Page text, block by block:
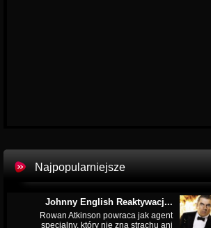
Najpopularniejsze
Johnny English Reaktywacj...
Rowan Atkinson powraca jak agent
specjalny, który nie zna strachu ani